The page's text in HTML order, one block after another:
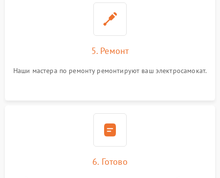
5. Ремонт
Наши мастера по ремонту ремонтируют ваш электросамокат.
6. Готово